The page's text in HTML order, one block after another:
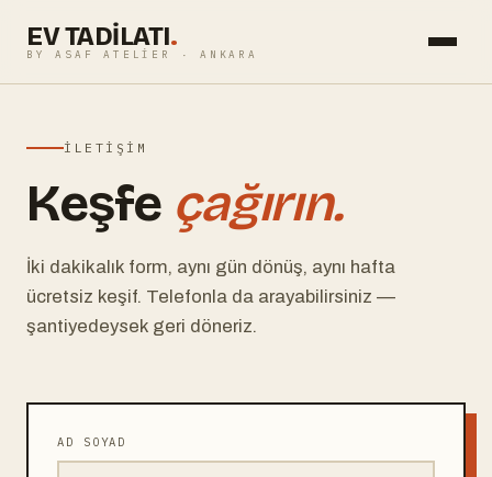
EV TADİLATI.
BY ASAF ATELIER · ANKARA
İLETIŞIM
Keşfe çağırın.
İki dakikalık form, aynı gün dönüş, aynı hafta
ücretsiz keşif. Telefonla da arayabilirsiniz —
şantiyedeysek geri döneriz.
AD SOYAD